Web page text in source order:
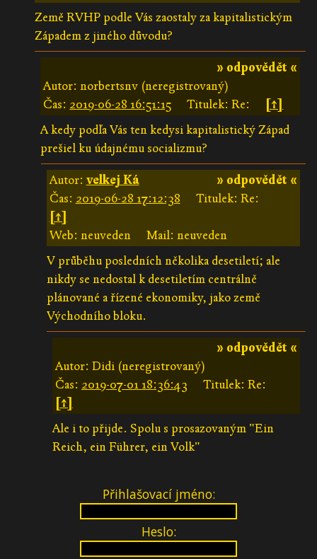
Země RVHP podle Vás zaostaly za kapitalistickým
Západem z jiného důvodu?
» odpovědět «
Autor: norbertsnv (neregistrovaný)
Čas: 2019-06-28 16:51:15 Titulek: Re:
[↑]
A kedy podľa Vás ten kedysi kapitalistický Západ
prešiel ku údajnému socializmu?
» odpovědět «
Autor: velkej Ká
Čas: 2019-06-28 17:12:38
Titulek: Re:
[↑]
Web: neuveden
Mail: neuveden
V průběhu posledních několika desetiletí; ale
nikdy se nedostal k desetiletím centrálně
plánované a řízené ekonomiky, jako země
Východního bloku.
» odpovědět «
Autor: Didi (neregistrovaný)
Čas: 2019-07-01 18:36:43
Titulek: Re:
[↑]
Ale i to přijde. Spolu s prosazovaným "Ein
Reich, ein Führer, ein Volk"
Přihlašovací jméno:
Heslo: